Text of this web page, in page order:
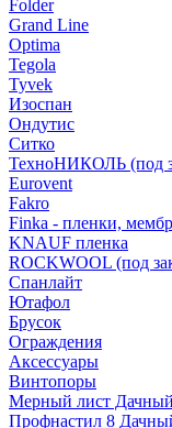
Folder
Grand Line
Optima
Tegola
Tyvek
Изоспан
Ондутис
Ситко
ТехноНИКОЛЬ (под
Eurovent
Fakro
Finka - пленки,
KNAUF пленка
ROCKWOOL (под
Спанлайт
Ютафол
Брусок
Ограждения
Аксессуары
Винтопоры
Мерный лист Дачный
Профнастил 8